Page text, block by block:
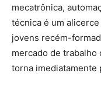
mecatrônica,
técnica é um
jovens recém-
mercado de trabalho
torna imediatamente